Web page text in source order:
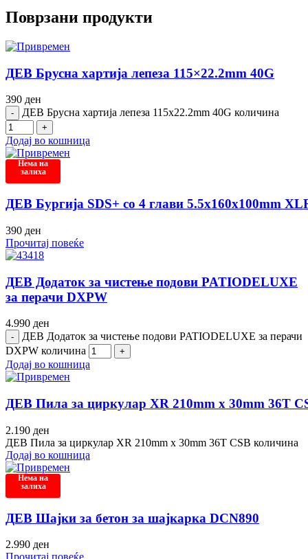
Поврзани продукти
ДЕВ Брусна хартија лепеза 115×22.2mm 40G
390 ден
ДЕВ Брусна хартија лепеза 115x22.2mm 40G количина
Додај во кошница
Нема на
залиха
ДЕВ Бургија SDS+ со 4 глави 5.5x160x100mm
390 ден
Прочитај повеќе
ДЕВ Додаток за чистење подови PATIODELUXE
за перачи DXPW
4.990 ден
ДЕВ Додаток за чистење подови PATIODELUXE за перачи
DXPW количина
Додај во кошница
ДЕВ Пила за циркулар XR 210mm x 30mm 36T
2.190 ден
ДЕВ Пила за циркулар XR 210mm x 30mm 36T CSB количина
Додај во кошница
Нема на
залиха
ДЕВ Шајки за бетон за шајкарка DCN890
2.990 ден